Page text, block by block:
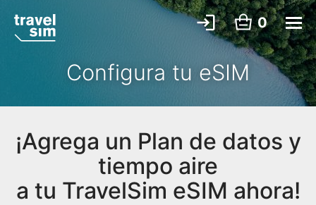
0
Configura tu eSIM
¡Agrega un Plan de datos y
tiempo aire
a tu TravelSim eSIM ahora!